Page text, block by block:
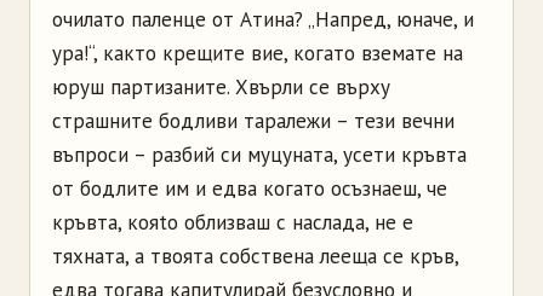
очилато паленце от Атина? „Напред, юначе, и
ура!“, както крещите вие, когато вземате на
юруш партизаните. Хвърли се върху
страшните бодливи таралежи – тези вечни
въпроси – разбий си муцуната, усети кръвта
от бодлите им и едва когато осъзнаеш, че
кръвта, кояtо облизваш с наслада, не е
тяхната, а твоята собствена лееща се кръв,
едва тогава капитулирай безусловно и